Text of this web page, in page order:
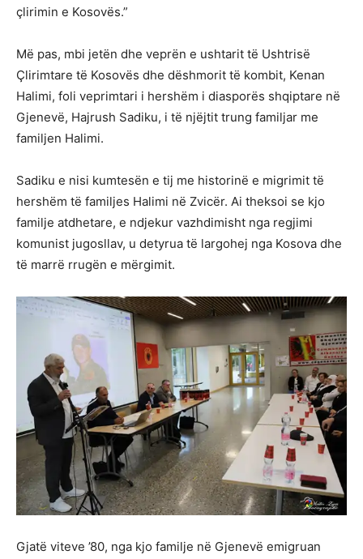
çlirimin e Kosovës.”
Më pas, mbi jetën dhe veprën e ushtarit të Ushtrisë
Çlirimtare të Kosovës dhe dëshmorit të kombit, Kenan
Halimi, foli veprimtari i hershëm i diasporës shqiptare në
Gjenevë, Hajrush Sadiku, i të njëjtit trung familjar me
familjen Halimi.
Sadiku e nisi kumtesën e tij me historinë e migrimit të
hershëm të familjes Halimi në Zvicër. Ai theksoi se kjo
familje atdhetare, e ndjekur vazhdimisht nga regjimi
komunist jugosllav, u detyrua të largohej nga Kosova dhe
të marrë rrugën e mërgimit.
Gjatë viteve ’80, nga kjo familje në Gjenevë emigruan